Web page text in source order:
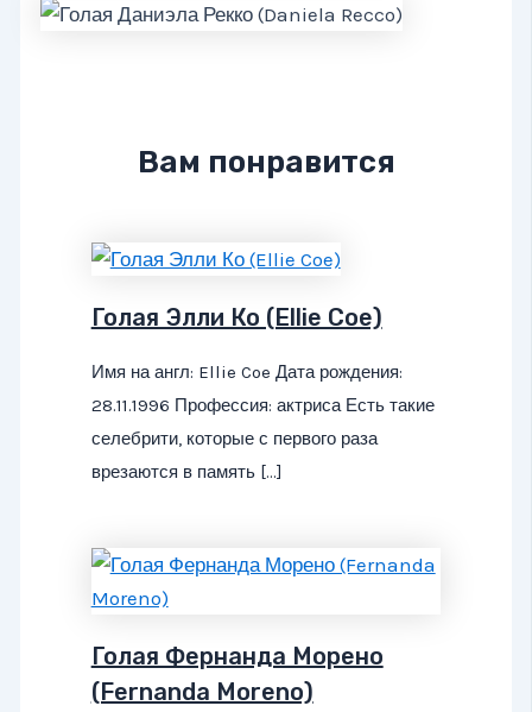
Вам понравится
Голая Элли Ко (Ellie Coe)
Имя на англ: Ellie Coe Дата рождения:
28.11.1996 Профессия: актриса Есть такие
селебрити, которые с первого раза
врезаются в память […]
Голая Фернанда Морено
(Fernanda Moreno)